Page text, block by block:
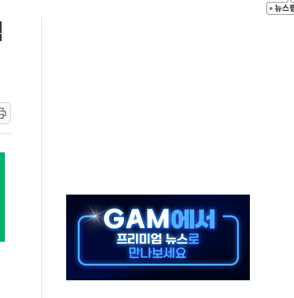
…美 태양광주 급등
부정책 아냐" 해명
권 8~9일 최대 100mm 호우
라비온 59㎡ 18억원대
토부-서울시 '정책 엇박자'
생애최초만 경쟁 치열